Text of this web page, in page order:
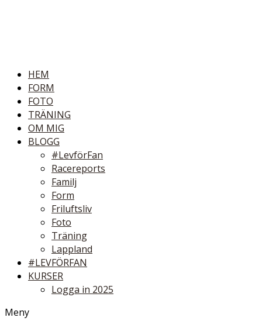
HEM
FORM
FOTO
TRÄNING
OM MIG
BLOGG
#LevförFan
Racereports
Familj
Form
Friluftsliv
Foto
Träning
Lappland
#LEVFÖRFAN
KURSER
Logga in 2025
Meny